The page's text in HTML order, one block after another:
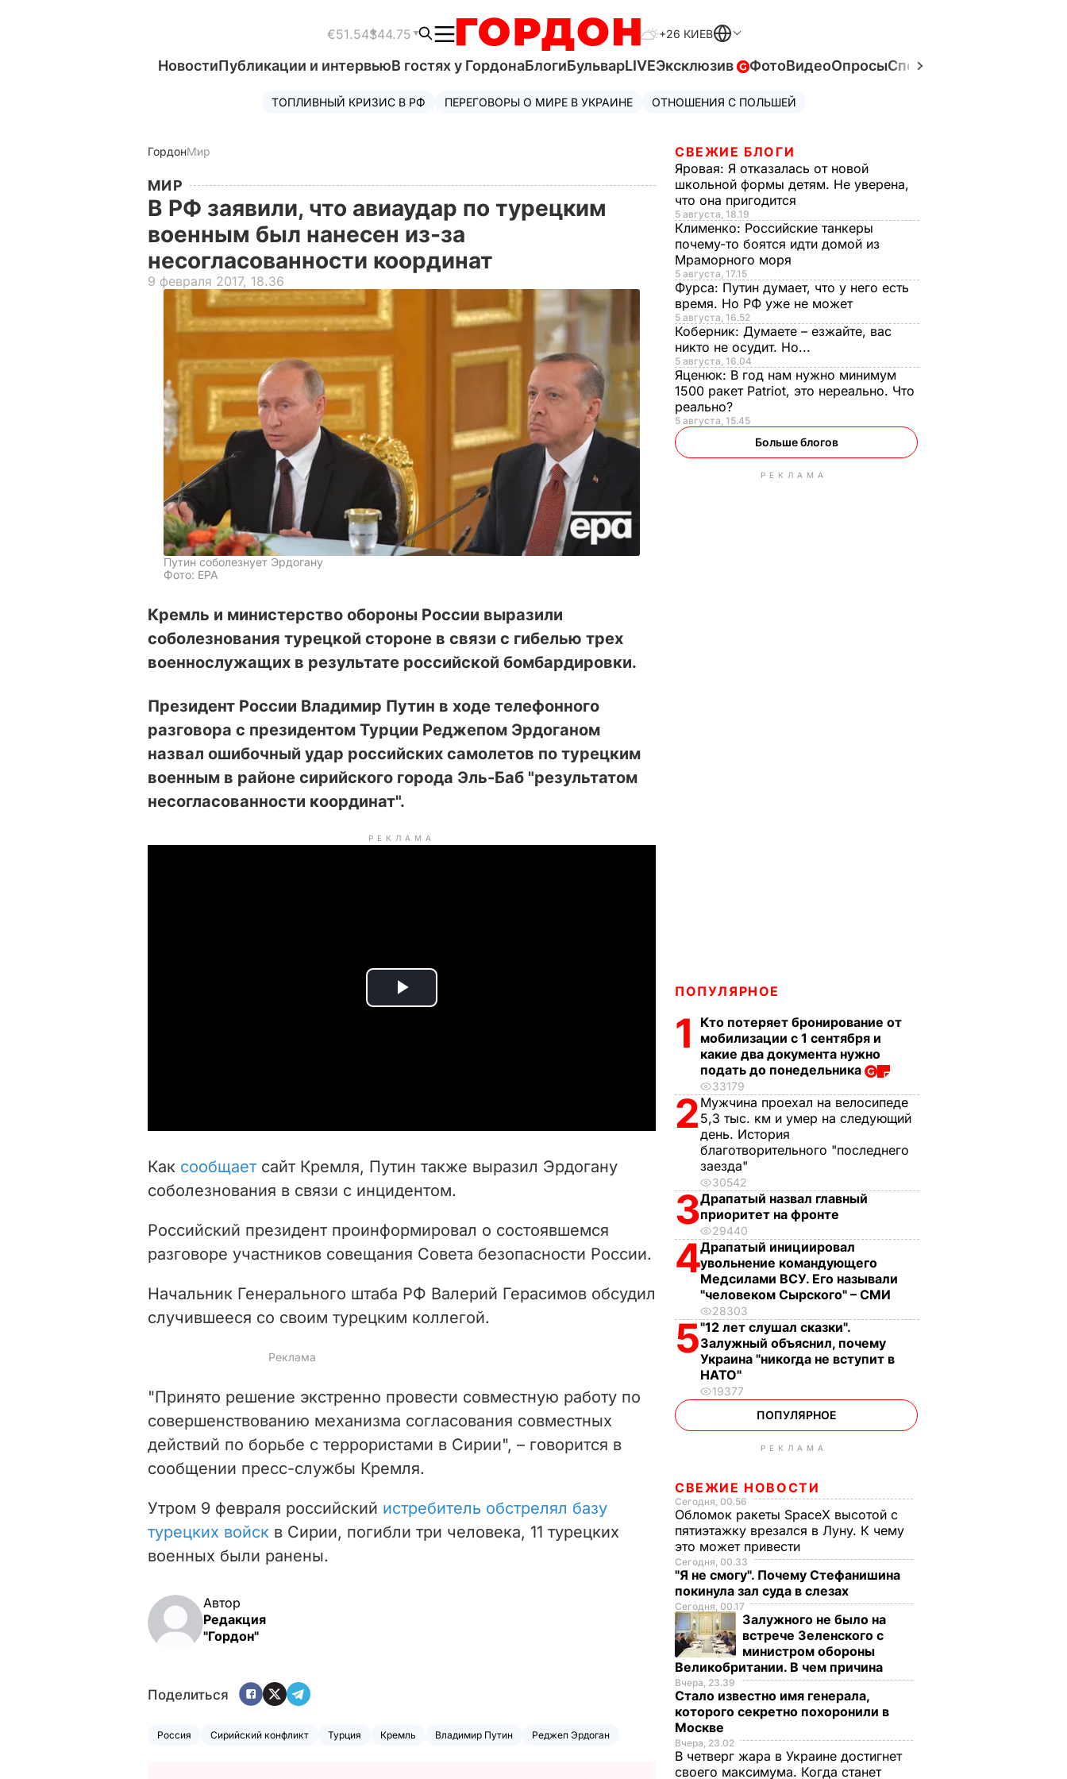
€51.54$44.75 +26 КИЕВ
НовостиПубликации и интервьюВ гостях у ГордонаБлогиБульварLIVEЭксклюзив ФотоВидеоОпросыСпецпроекты
ТОПЛИВНЫЙ КРИЗИС В РФ ПЕРЕГОВОРЫ О МИРЕ В УКРАИНЕ ОТНОШЕНИЯ С ПОЛЬШЕЙ
ГордонМир
МИР
В РФ заявили, что авиаудар по турецким
военным был нанесен из-за
несогласованности координат
9 февраля 2017, 18.36
Путин соболезнует Эрдогану
Фото: EPA
Кремль и министерство обороны России выразили
соболезнования турецкой стороне в связи с гибелью трех
военнослужащих в результате российской бомбардировки.
Президент России Владимир Путин в ходе телефонного
разговора с президентом Турции Реджепом Эрдоганом
назвал ошибочный удар российских самолетов по турецким
военным в районе сирийского города Эль-Баб "результатом
несогласованности координат".
РЕКЛАМА
P
i
d
e
o
Как сообщаетсайт Кремля, Путин также выразил Эрдогану
соболезнования в связи с инцидентом.
Российский президент проинформировал о состоявшемся
разговоре участников совещания Совета безопасности России.
Начальник Генерального штаба РФ Валерий Герасимов обсудил
случившееся со своим турецким коллегой.
"Принято решение экстренно провести совместную работу по
совершенствованию механизма согласования совместных
действий по борьбе с террористами в Сирии", – говорится в
сообщении пресс-службы Кремля.
Утром 9 февраля российский истребитель обстрелял базу
турецких войск в Сирии, погибли три человека, 11 турецких
военных были ранены.
Автор
Редакция
"Гордон"
Поделиться
Россия Сирийский конфликт Турция Кремль Владимир Путин Реджеп Эрдоган
СВЕЖИЕ БЛОГИ
Яровая: Я отказалась от новой
школьной формы детям. Не уверена,
что она пригодится
5 августа, 18.19
Клименко: Российские танкеры
почему-то боятся идти домой из
Мраморного моря
5 августа, 17.15
Фурса: Путин думает, что у него есть
время. Но РФ уже не может
5 августа, 16.52
Коберник: Думаете – езжайте, вас
никто не осудит. Но...
5 августа, 16.04
Яценюк: В год нам нужно минимум
1500 ракет Patriot, это нереально. Что
реально?
5 августа, 15.45
Больше блогов
РЕКЛАМА
ПОПУЛЯРНОЕ
1
Кто потеряет бронирование от
мобилизации с 1 сентября и
какие два документа нужно
подать до понедельника
33179
2 Мужчина проехал на велосипеде
5,3 тыс. км и умер на следующий
день. История
благотворительного "последнего
заезда"
30542
3Драпатый назвал главный
приоритет на фронте
29440
4Драпатый инициировал
увольнение командующего
Медсилами ВСУ. Его называли
"человеком Сырского" – СМИ
28303
5"12 лет слушал сказки".
Залужный объяснил, почему
Украина "никогда не вступит в
НАТО"
19377
ПОПУЛЯРНОЕ
РЕКЛАМА
СВЕЖИЕ НОВОСТИ
Сегодня, 00.56
Обломок ракеты SpaceX высотой с
пятиэтажку врезался в Луну. К чему
это может привести
Сегодня, 00.33
"Я не смогу". Почему Стефанишина
покинула зал суда в слезах
Сегодня, 00.17
Залужного не было на
встрече Зеленского с
министром обороны
Великобритании. В чем причина
Вчера, 23.39
Стало известно имя генерала,
которого секретно похоронили в
Москве
Вчера, 23.02
В четверг жара в Украине достигнет
своего максимума. Когда станет